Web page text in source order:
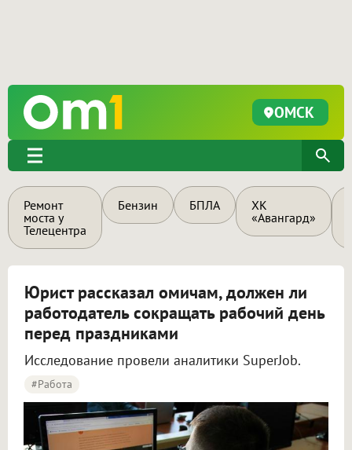
ОМСК
Ремонт
моста у
Телецентра
Бензин БПЛА
ХК
«Авангард»
Юрист рассказал омичам, должен ли
работодатель сокращать рабочий день
перед праздниками
Исследование провели аналитики SuperJob.
#Работа